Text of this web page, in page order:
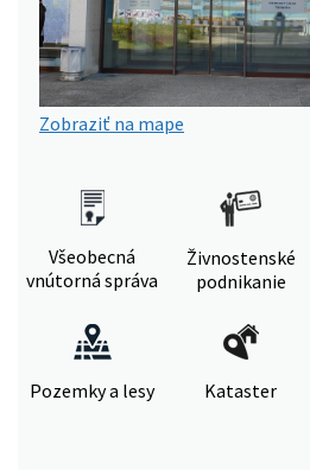
Zobraziť na mape
Všeobecná
vnútorná správa
Živnostenské
podnikanie
Pozemky a lesy Kataster